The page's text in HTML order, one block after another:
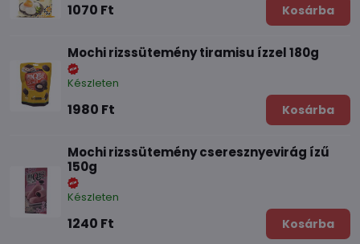
1070 Ft Kosárba
Mochi rizssütemény tiramisu ízzel 180g
Készleten
1980 Ft Kosárba
Mochi rizssütemény cseresznyevirág ízű
150g
Készleten
1240 Ft Kosárba